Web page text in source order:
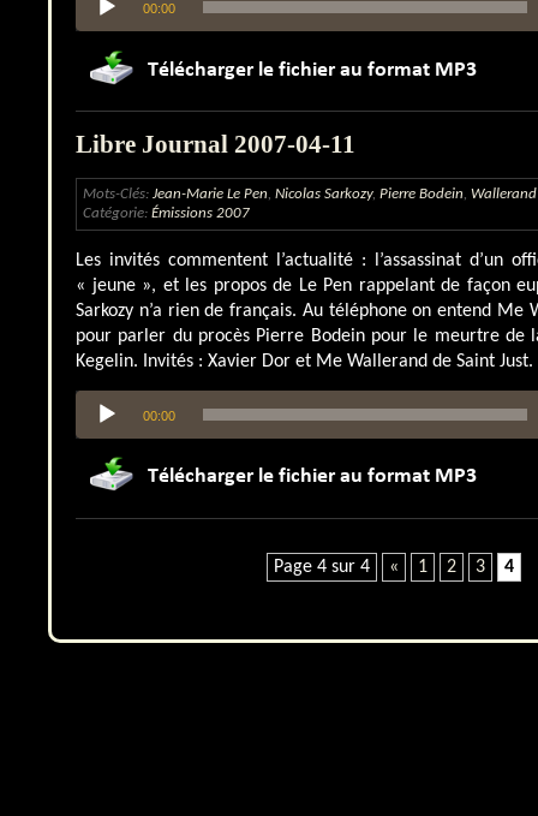
audio
00:00
Libre Journal 2007-04-11
Mots-Clés: Jean-Marie Le Pen, Nicolas Sarkozy, Pierre Bodein, Wallerand
Catégorie: Émissions 2007
Les invités commentent l’actualité : l’assassinat d’un
« jeune », et les propos de Le Pen rappelant de façon
Sarkozy n’a rien de français. Au téléphone on entend Me
pour parler du procès Pierre Bodein pour le meurtre de
Kegelin. Invités : Xavier Dor et Me Wallerand de Saint Just.
Lecteur
audio
00:00
Page 4 sur 4 « 1 2 3 4